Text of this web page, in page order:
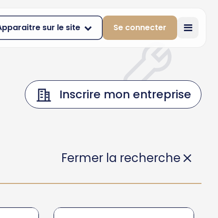
sur le site Se connecter
Inscrire mon entreprise
Fermer la recherche